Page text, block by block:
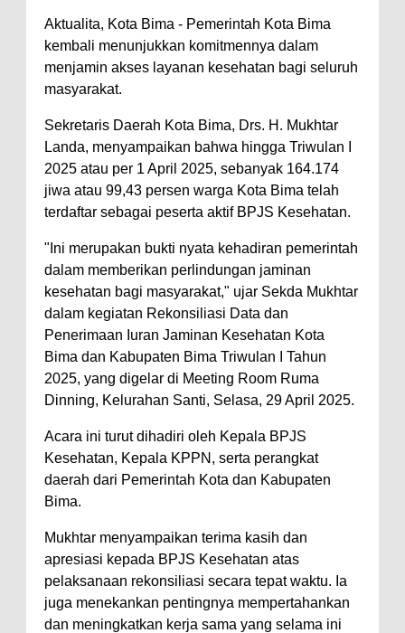
Perairan Sanggar
Perkuat Soliditas-Sinergi,
Kapolres Bima Silaturahmi ke
Nobar Piala Dunia Argentina vs
Inggris, Polres Bima Pererat
Silaturahmi dengan Masyarakat
Antusiasnya Warga dan Polisi
Nobar Bareng Laga Prancis vs
Spanyol di Mapolres Bima
Wali Kota Bima Tinjau Finalisasi
Pembangunan RSUD Kota Bima,
Pastikan Pemindahan Layanan
Berjalan Bertahap
"Polisi Peduli" Satsamapta
Polres Bima Bantu Warga Padolo
Atasi Krisis Air Bersih
Wali Kota Bima Tinjau Rumah
Kelurahan Oi Mbo, Dorong
Percepatan Bantuan BSPS
Wakil Wali Kota Bima
Konsultasikan Usulan Inpres
Aktualita, Kota Bima - Pemerintah Kota Bima
kembali menunjukkan komitmennya dalam
menjamin akses layanan kesehatan bagi seluruh
masyarakat.
Sekretaris Daerah Kota Bima, Drs. H. Mukhtar
Landa, menyampaikan bahwa hingga Triwulan I
2025 atau per 1 April 2025, sebanyak 164.174
jiwa atau 99,43 persen warga Kota Bima telah
terdaftar sebagai peserta aktif BPJS Kesehatan.
"Ini merupakan bukti nyata kehadiran pemerintah
dalam memberikan perlindungan jaminan
kesehatan bagi masyarakat," ujar Sekda Mukhtar
dalam kegiatan Rekonsiliasi Data dan
Penerimaan Iuran Jaminan Kesehatan Kota
Bima dan Kabupaten Bima Triwulan I Tahun
2025, yang digelar di Meeting Room Ruma
Dinning, Kelurahan Santi, Selasa, 29 April 2025.
Acara ini turut dihadiri oleh Kepala BPJS
Kesehatan, Kepala KPPN, serta perangkat
daerah dari Pemerintah Kota dan Kabupaten
Bima.
Mukhtar menyampaikan terima kasih dan
apresiasi kepada BPJS Kesehatan atas
pelaksanaan rekonsiliasi secara tepat waktu. Ia
juga menekankan pentingnya mempertahankan
dan meningkatkan kerja sama yang selama ini